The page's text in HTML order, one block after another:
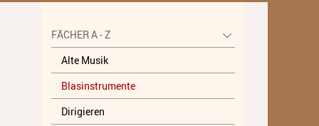
Alte Musik
Blasinstrumente
Dirigieren
FÄCHER A - Z
Alte Musik
Blasinstrumente
Dirigieren